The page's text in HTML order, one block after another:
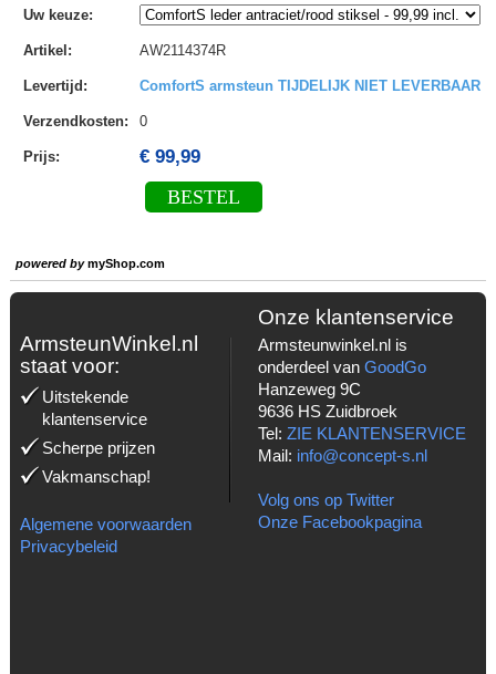
Uw keuze:
Artikel : AW2114374R
Levertijd : ComfortS armsteun TIJDELIJK NIET LEVERBAAR
Verzendkosten: 0
Prijs: € 99,99
BESTEL
powered bymyShop.com
ArmsteunWinkel.nl
staat voor:
Uitstekende
klantenservice
Scherpe prijzen
Vakmanschap!
Algemene voorwaarden
Privacybeleid
Onze klantenservice
Armsteunwinkel.nl is
onderdeel van GoodGo
Hanzeweg 9C
9636 HS Zuidbroek
Tel: ZIE KLANTENSERVICE
Mail: info@concept-s.nl
Volg ons op Twitter
Onze Facebookpagina